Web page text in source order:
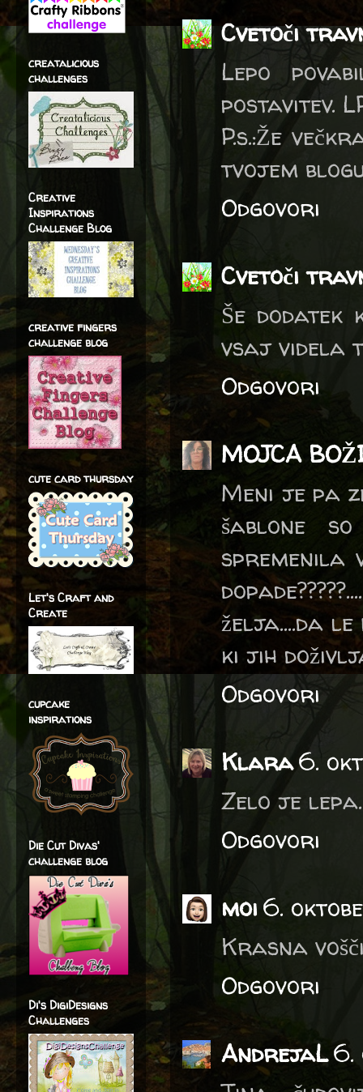
Cvetoči
Lepo
postavitev.
P.s.:Že
tvojem
Odgovori
Cvetoči
Še
vsaj videla
Odgovori
MOJCA
Meni je pa
šablone
spremenila
želja....da le
ki jih
Odgovori
Klara6.
Zelo je
Odgovori
moi 6.
Krasna
Odgovori
AndrejaL6.
creatalicious
challenges
Creative
Inspirations
Challenge Blog
creative fingers
challenge blog
cute card thursday
Let's Craft and
Create
cupcake
inspirations
Die Cut Divas'
challenge blog
Di's DigiDesigns
Challenges